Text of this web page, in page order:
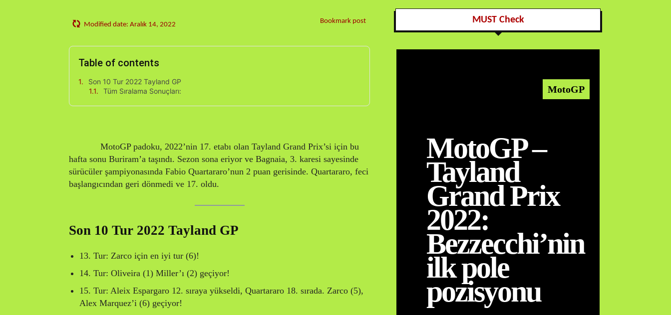
Modified date: Aralık 14, 2022 Bookmark post
Table of contents
Son 10 Tur 2022 Tayland GP
Tüm Sıralama Sonuçları:
MotoGP padoku, 2022’nin 17. etabı olan Tayland Grand Prix’si için bu
hafta sonu Buriram’a taşındı. Sezon sona eriyor ve Bagnaia, 3. karesi sayesinde
sürücüler şampiyonasında Fabio Quartararo’nun 2 puan gerisinde. Quartararo, feci
başlangıcından geri dönmedi ve 17. oldu.
Son 10 Tur 2022 Tayland GP
13. Tur: Zarco için en iyi tur (6)!
14. Tur: Oliveira (1) Miller’ı (2) geçiyor!
15. Tur: Aleix Espargaro 12. sıraya yükseldi, Quartararo 18. sırada. Zarco (5),
Alex Marquez’i (6) geçiyor!
MUST Check
MotoGP
MotoGP –
Tayland
Grand Prix
2022:
Bezzecchi’nin
ilk pole
pozisyonu